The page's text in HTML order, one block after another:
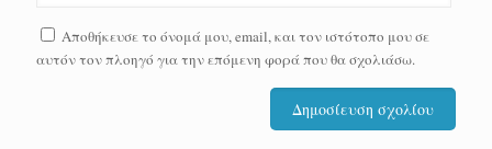
Αποθήκευσε το όνομά μου, email, και τον ιστότοπο μου σε
αυτόν τον πλοηγό για την επόμενη φορά που θα σχολιάσω.